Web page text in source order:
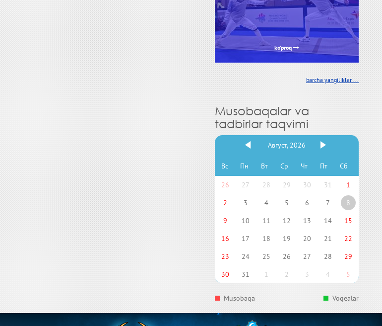
ko'proq
barcha yangiliklar ...
Musobaqalar va
tadbirlar taqvimi
Август, 2026
Вс Пн Вт Ср Чт Пт Сб
26 27 28 29 30 31
1
2
3 4 5 6 7
8
9
10 11 12 13 14
15
16
17 18 19 20 21
22
23
24 25 26 27 28
29
30
31 1 2 3 4 5
Musobaqa Voqealar